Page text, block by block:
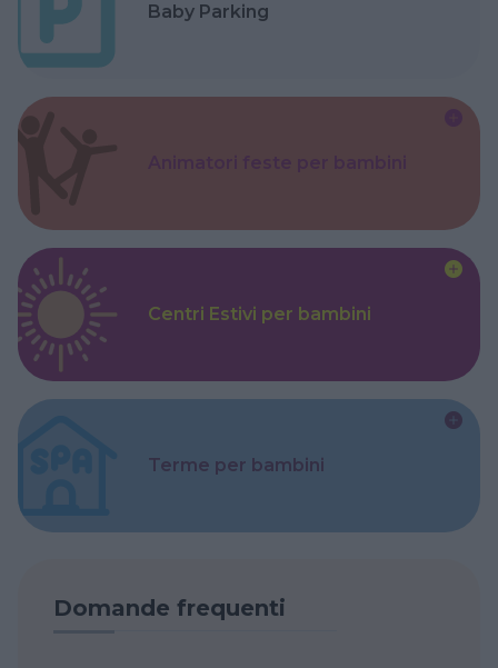
Baby Parking
Centri Estivi per bambini
Terme per bambini
Domande frequenti